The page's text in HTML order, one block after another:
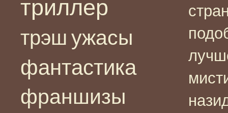
триллер
трэш ужасы
фантастика
франшизы